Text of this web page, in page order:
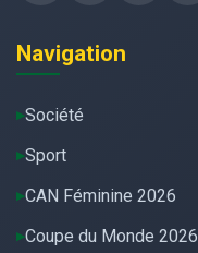
Navigation
Société
Sport
CAN Féminine 2026
Coupe du Monde 2026